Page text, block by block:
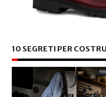
10 SEGRETI PER